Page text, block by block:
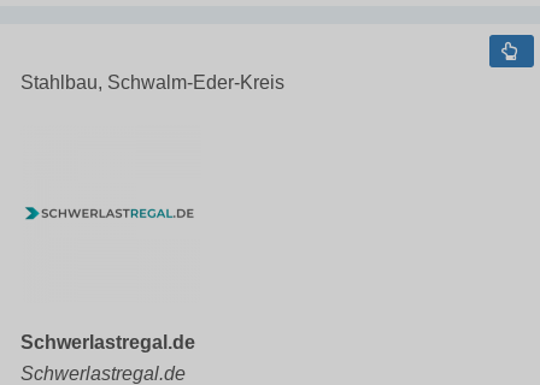
Stahlbau, Schwalm-Eder-Kreis
Schwerlastregal.de
Schwerlastregal.de